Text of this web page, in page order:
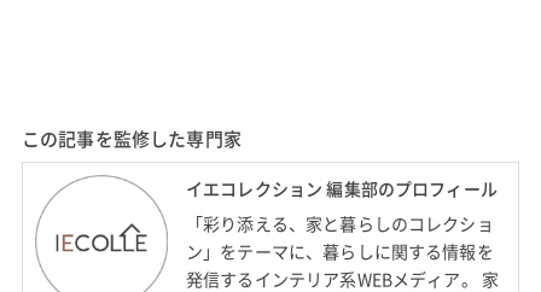
この記事を監修した専門家
イエコレクション 編集部のプロフィール
「彩り添える、家と暮らしのコレクショ
ン」をテーマに、暮らしに関する情報を
発信するインテリア系WEBメディア。 家